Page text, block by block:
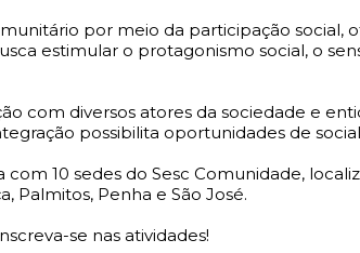
por meio da participação social,
estimular o protagonismo social, o
com diversos atores da sociedade e
possibilita oportunidades de
10 sedes do Sesc Comunidade,
Palmitos, Penha e São José.
se nas atividades!